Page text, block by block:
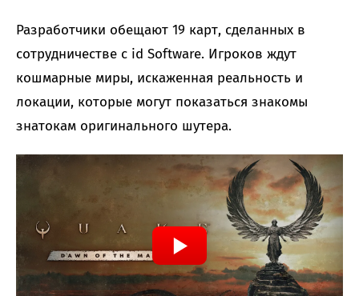
Разработчики обещают 19 карт, сделанных в
сотрудничестве с id Software. Игроков ждут
кошмарные миры, искаженная реальность и
локации, которые могут показаться знакомы
знатокам оригинального шутера.